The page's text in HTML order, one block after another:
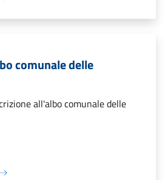
comunale delle
all'albo comunale delle